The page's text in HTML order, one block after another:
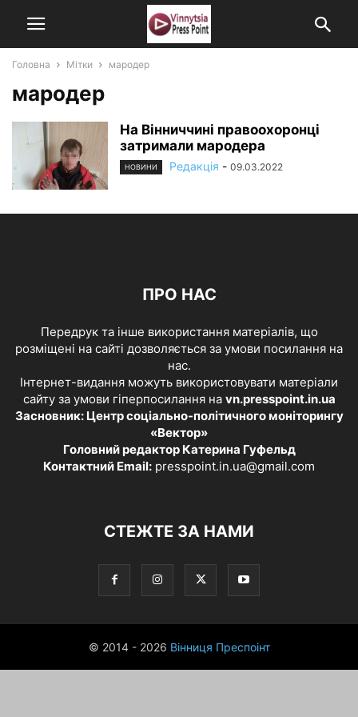
Головна Мітки мародер
мародер
На Вінниччині правоохоронці
затримали мародера
НОВИНИ Редакція - 09.03.2022
ПРО НАС
Передрук та інше використання матеріалів, що
розміщені на сайті дозволяється за умови посилання на
нас.
Інтернет-видання можуть використовувати матеріали
сайту за умови гіперпосилання на vn.presspoint.in.ua
Засновник: Центр соціально-політичного моніторингу
«Вектор»
Головний редактор Катерина Гуфельд
Контактний Email: presspoint.in.ua@gmail.com
СТЕЖТЕ ЗА НАМИ
© 2014 - 2026 Вінниця Преспоінт